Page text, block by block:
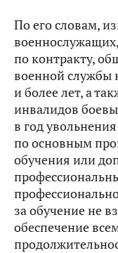
По его словам,
по контракту,
военной службы
и более лет, а
инвалидов
в год
по основным
обучения или
за обучение не
обеспечение